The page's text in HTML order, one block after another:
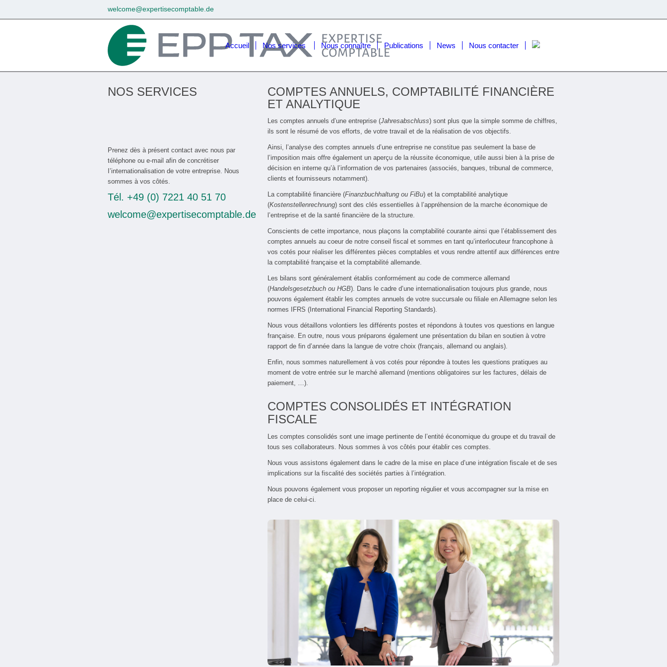
welcome@expertisecomptable.de
Accueil Nos services Nous connaître Publications News Nous contacter
NOS SERVICES
Prenez dès à présent contact avec nous par
téléphone ou e-mail afin de concrétiser
I’internationalisation de votre entreprise. Nous
sommes à vos côtés.
Tél. +49 (0) 7221 40 51 70
welcome@expertisecomptable.de
COMPTES ANNUELS, COMPTABILITÉ FINANCIÈRE
ET ANALYTIQUE
Les comptes annuels d’une entreprise (Jahresabschluss) sont plus que la simple somme de chiffres,
ils sont le résumé de vos efforts, de votre travail et de la réalisation de vos objectifs.
Ainsi, l’analyse des comptes annuels d’une entreprise ne constitue pas seulement la base de
l’imposition mais offre également un aperçu de la réussite économique, utile aussi bien à la prise de
décision en interne qu’à l’information de vos partenaires (associés, banques, tribunal de commerce,
clients et fournisseurs notamment).
La comptabilité financière (Finanzbuchhaltung ou FiBu) et la comptabilité analytique
(Kostenstellenrechnung) sont des clés essentielles à l’appréhension de la marche économique de
l’entreprise et de la santé financière de la structure.
Conscients de cette importance, nous plaçons la comptabilité courante ainsi que l’établissement des
comptes annuels au coeur de notre conseil fiscal et sommes en tant qu’interlocuteur francophone à
vos cotés pour réaliser les différentes pièces comptables et vous rendre attentif aux différences entre
la comptabilité française et la comptabilité allemande.
Les bilans sont généralement établis conformément au code de commerce allemand
(Handelsgesetzbuch ou HGB). Dans le cadre d’une internationalisation toujours plus grande, nous
pouvons également établir les comptes annuels de votre succursale ou filiale en Allemagne selon les
normes IFRS (International Financial Reporting Standards).
Nous vous détaillons volontiers les différents postes et répondons à toutes vos questions en langue
française. En outre, nous vous préparons également une présentation du bilan en soutien à votre
rapport de fin d’année dans la langue de votre choix (français, allemand ou anglais).
Enfin, nous sommes naturellement à vos cotés pour répondre à toutes les questions pratiques au
moment de votre entrée sur le marché allemand (mentions obligatoires sur les factures, délais de
paiement, …).
COMPTES CONSOLIDÉS ET INTÉGRATION
FISCALE
Les comptes consolidés sont une image pertinente de l’entité économique du groupe et du travail de
tous ses collaborateurs. Nous sommes à vos côtés pour établir ces comptes.
Nous vous assistons également dans le cadre de la mise en place d’une intégration fiscale et de ses
implications sur la fiscalité des sociétés parties à l’intégration.
Nous pouvons également vous proposer un reporting régulier et vous accompagner sur la mise en
place de celui-ci.